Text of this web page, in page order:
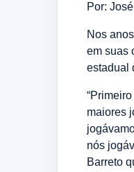
Por:
Nos
em suas
estadual
maiores
nós
Barreto